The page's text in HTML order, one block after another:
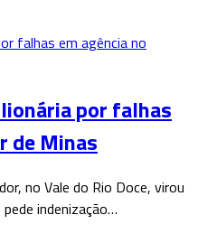
por falhas
de Minas
no Vale do Rio Doce, virou
indenização…